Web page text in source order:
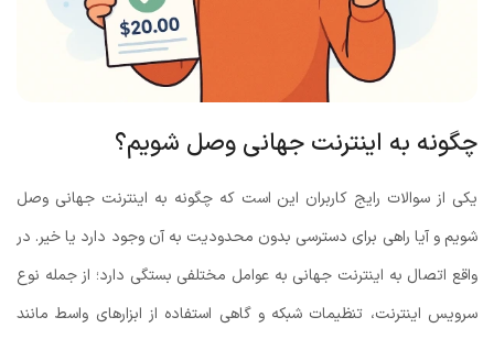
چگونه به اینترنت جهانی وصل شویم؟
یکی از سوالات رایج کاربران این است که چگونه به اینترنت جهانی وصل
شویم و آیا راهی برای دسترسی بدون محدودیت به آن وجود دارد یا خیر. در
واقع اتصال به اینترنت جهانی به عوامل مختلفی بستگی دارد؛ از جمله نوع
سرویس اینترنت، تنظیمات شبکه و گاهی استفاده از ابزارهای واسط مانند